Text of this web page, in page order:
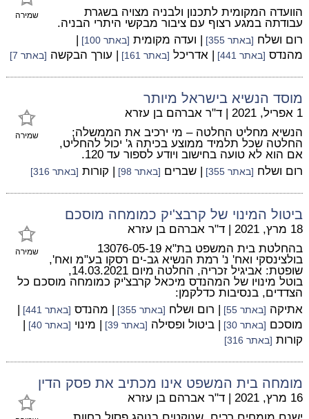
שמירה
הוועדה המקומית לתכנון ולבניה מצויה בשגרת
עבודתה במגע רצוף עם ציבור מבקשי היתרי הבניה.
רום ושלח [באתר 355] | ועדה מקומית [באתר 100]
|
מהנדס [באתר 441] | אדריכל [באתר 161] | עורך הבקשה [באתר 7]
מוסד הנשיא בישראל מיותר
שמירה
1 אפריל, 2021 | ד"ר אברהם בן עזרא
הנשיא מחליט החלטה – מי ירכיב את הממשלה;
החלטה שכל תלמיד ממוצע בכיתה ג' יכול להחליט,
אם הוא לא טועה בחישוב ויודע לספור עד 120.
רום ושלח [באתר 355] | שברים [באתר 98] | קורות [באתר 316]
ביטול המינוי של קרבצ'יק כמומחה מוסכם
שמירה
18 מרץ, 2021 | ד"ר אברהם בן עזרא
בהחלטת בית המשפט בת"א 13076-05-19
בולצינסקי ואח' נ' רמת הנשיא גב-ים רסקו בע"מ ואח',
שופטת: אביגיל זכריה, החלטה מיום 14.03.2021,
בוטל מינויו של המהנדס מיכאל קרבצ'יק כמומחה מוסכם כל
הצדדים, בנסיבות כדלקמן:
אתיקה [באתר 55] | רום ושלח [באתר 355] | מהנדס [באתר 441]
|
מוסכם [באתר 30] | ביטול ופסילה [באתר 39] | מינוי [באתר 40]
|
קורות [באתר 316]
מומחה בית המשפט אינו מכתיב את פסק הדין
16 מרץ, 2021 | ד"ר אברהם בן עזרא